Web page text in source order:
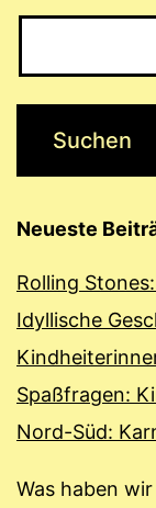
Neueste
Rolling
Idyllische
Spaßfragen:
Nord-Süd:
Was haben